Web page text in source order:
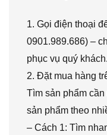
1. Gọi điện thoại
0901.989.686) –
phục vụ quý khách.
2. Đặt mua hàng
Tìm sản phẩm
sản phẩm theo
– Cách 1: Tìm